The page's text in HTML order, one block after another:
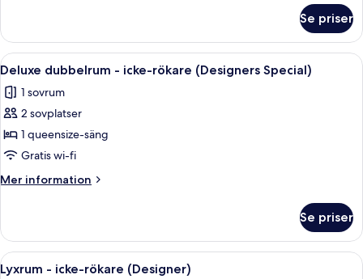
rökare
dubbelrum
1
icke-
Se priser
Öppna
alla
foton
för
Deluxe
dubbelrum
-
icke-
(Designers
Special)
En matplats med ett bord dukat för
3
Deluxe dubbelrum - icke-rökare (Designers Special)
1 sovrum
2 sovplatser
1 queensize-säng
Gratis wi-fi
Mer information
Mer
dubbelrum
icke-
Se priser
Öppna
Ett svagt upplyst matområde med
3
Lyxrum - icke-rökare (Designer)